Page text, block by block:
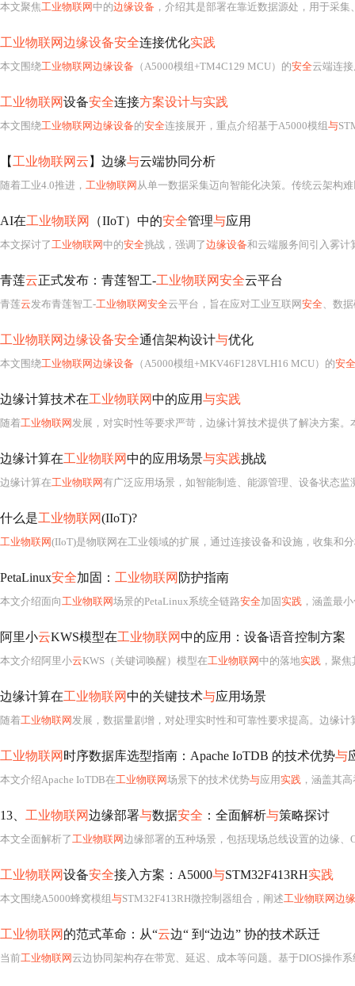
本文聚焦工业物联网中的边缘设备 ，介绍其是部署在靠近数据源处，用于采集、处理和上传数据的设备
工业物联网边缘设备安全连接优化实践
本文围绕工业物联网边缘设备 （A5000模组+TM4C129 MCU）的安全云端连接展开，重点解决资源受限下的TLS
工业物联网设备安全连接方案设计与实践
本文围绕工业物联网边缘设备的安全连接展开，重点介绍基于A5000模组与
【 工业物联网云 】边缘与云端协同分析
随着工业4.0推进， 工业物联网 从单一数据采集迈向智能化决策。传统云架构难以满足工业场景需求，云边协同应运而生。本文介绍其技术背景、核心架构、关键技术
AI在工业物联网 （IIoT）中的安全管理与应用
本文探讨了工业物联网中的安全挑战，强调了边缘设备和云端服务间引入雾计
青莲云正式发布：青莲智工-工业物联网安全云平台
青莲云发布青莲智工-工业物联网安全云平台，旨在应对工业互联网安全、数据碎片
工业物联网边缘设备安全通信架构设计与优化
本文围绕工业物联网边缘设备 （A5000模组+MKV46F128VLH16 MCU）的安全
边缘计算技术在工业物联网中的应用与实践
随着工业物联网发展，对实时性等要求严苛，边缘计算技术提供了解决方案。本文剖析其概念、架构和关键技术，探讨在智能工厂、远程设备监控等场景的应用，并分享
边缘计算在工业物联网中的应用场景与实践挑战
边缘计算在工业物联网有广泛应用场景，如智能制造、能源管理、设备状态监
什么是工业物联网(IIoT)?
工业物联网(IIoT)是物联网在工业领域的扩展，通过连接设备和设施，收集和
PetaLinux安全加固： 工业物联网 防护指南
本文介绍面向工业物联网场景的PetaLinux系统全链路安全加固实践 ，涵盖最
阿里小云KWS模型在工业物联网中的应用：设备语音控制方案
本文介绍阿里小云KWS（关键词唤醒）模型在工业物联网中的落地实践 ，聚
边缘计算在工业物联网中的关键技术与应用场景
随着工业物联网发展，数据量剧增，对处理实时性和可靠性要求提高。边缘计算在靠近数据源的网络边缘处
工业物联网 时序数据库选型指南：Apache IoTDB 的技术优势与
本文介绍Apache IoTDB在工业物联网场景下的技术优势与应用实践 ，涵盖其高吞吐写入、高压缩
13、 工业物联网边缘部署与数据安全 ：全面解析与策略探讨
本文全面解析了工业物联网边缘部署的五种场景，包括现场总线设置的边缘、
工业物联网设备安全接入方案：A5000与STM32F413RH实践
本文围绕A5000蜂窝模组与STM32F413RH微控制器组合，阐述工业物联网边
工业物联网 的范式革命：从“云边“ 到“边边” 协的技术跃迁
当前工业物联网 云边协同架构存在带宽、延迟、成本等问题。基于DIOS操作系统的边边协同架构实现去中心化通信，能兼容异构数据、动态调度资源。在钢铁、隧道、离散制造等行